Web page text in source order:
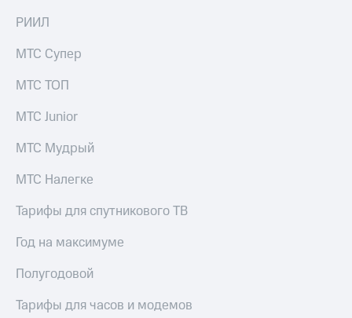
РИИЛ
МТС Супер
МТС ТОП
МТС Junior
МТС Мудрый
МТС Налегке
Тарифы для спутникового ТВ
Год на максимуме
Полугодовой
Тарифы для часов и модемов